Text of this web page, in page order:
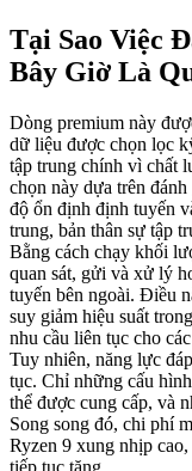
Tại Sao Việc
Bây Giờ Là
Dòng premium này
dữ liệu được chọn lọc
tập trung chính vì chất
chọn này dựa trên
độ ổn định định tuyến
trung, bản thân sự tập
Bằng cách chạy khối
quan sát, gửi và xử lý
tuyến bên ngoài. Điều
suy giảm hiệu suất
nhu cầu liên tục cho
Tuy nhiên, năng lực
tục. Chỉ những cấu
thể được cung cấp, và
Song song đó, chi phí
Ryzen 9 xung nhịp
tiếp tục tăng.